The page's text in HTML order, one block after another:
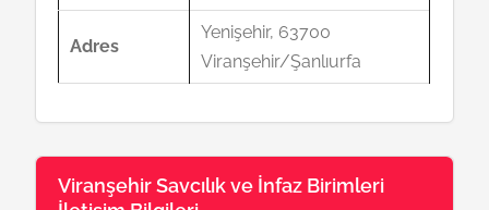
Adres
Yenişehir, 63700
Viranşehir/Şanlıurfa
Viranşehir Savcılık ve İnfaz Birimleri